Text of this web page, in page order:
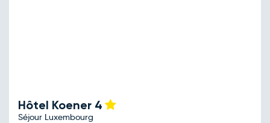
Hôtel Koener 4
Séjour Luxembourg